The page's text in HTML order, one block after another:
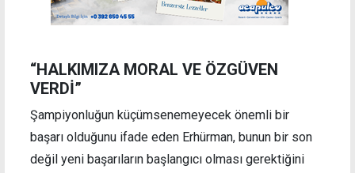
“HALKIMIZA MORAL VE ÖZGÜVEN
VERDİ”
Şampiyonluğun küçümsenemeyecek önemli bir
başarı olduğunu ifade eden Erhürman, bunun bir son
değil yeni başarıların başlangıcı olması gerektiğini